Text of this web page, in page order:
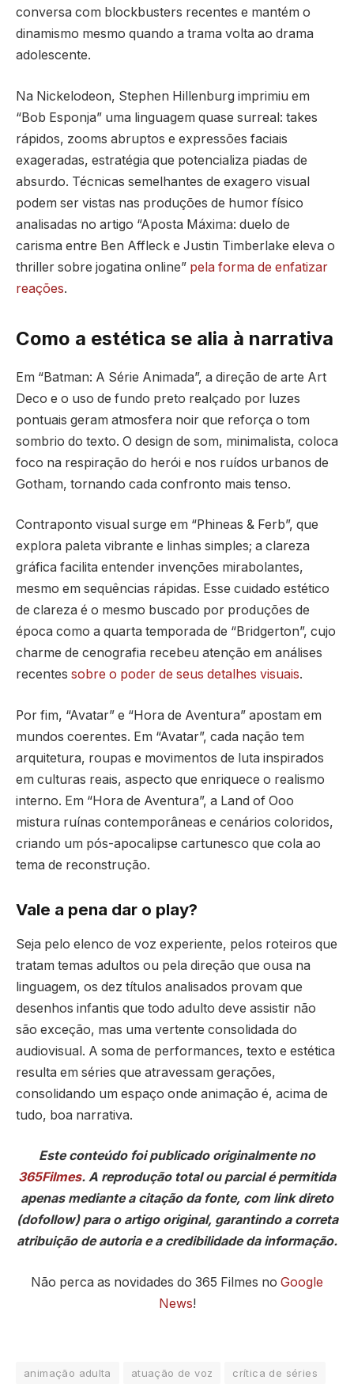
conversa com blockbusters recentes e mantém o
dinamismo mesmo quando a trama volta ao drama
adolescente.
Na Nickelodeon, Stephen Hillenburg imprimiu em
“Bob Esponja” uma linguagem quase surreal: takes
rápidos, zooms abruptos e expressões faciais
exageradas, estratégia que potencializa piadas de
absurdo. Técnicas semelhantes de exagero visual
podem ser vistas nas produções de humor físico
analisadas no artigo “Aposta Máxima: duelo de
carisma entre Ben Affleck e Justin Timberlake eleva o
thriller sobre jogatina online” pela forma de enfatizar
reações.
Como a estética se alia à narrativa
Em “Batman: A Série Animada”, a direção de arte Art
Deco e o uso de fundo preto realçado por luzes
pontuais geram atmosfera noir que reforça o tom
sombrio do texto. O design de som, minimalista, coloca
foco na respiração do herói e nos ruídos urbanos de
Gotham, tornando cada confronto mais tenso.
Contraponto visual surge em “Phineas & Ferb”, que
explora paleta vibrante e linhas simples; a clareza
gráfica facilita entender invenções mirabolantes,
mesmo em sequências rápidas. Esse cuidado estético
de clareza é o mesmo buscado por produções de
época como a quarta temporada de “Bridgerton”, cujo
charme de cenografia recebeu atenção em análises
recentes sobre o poder de seus detalhes visuais.
Por fim, “Avatar” e “Hora de Aventura” apostam em
mundos coerentes. Em “Avatar”, cada nação tem
arquitetura, roupas e movimentos de luta inspirados
em culturas reais, aspecto que enriquece o realismo
interno. Em “Hora de Aventura”, a Land of Ooo
mistura ruínas contemporâneas e cenários coloridos,
criando um pós-apocalipse cartunesco que cola ao
tema de reconstrução.
Vale a pena dar o play?
Seja pelo elenco de voz experiente, pelos roteiros que
tratam temas adultos ou pela direção que ousa na
linguagem, os dez títulos analisados provam que
desenhos infantis que todo adulto deve assistir não
são exceção, mas uma vertente consolidada do
audiovisual. A soma de performances, texto e estética
resulta em séries que atravessam gerações,
consolidando um espaço onde animação é, acima de
tudo, boa narrativa.
Este conteúdo foi publicado originalmente no
365Filmes. A reprodução total ou parcial é permitida
apenas mediante a citação da fonte, com link direto
(dofollow) para o artigo original, garantindo a correta
atribuição de autoria e a credibilidade da informação.
Não perca as novidades do 365 Filmes no Google
News!
animação adulta atuação de voz crítica de séries